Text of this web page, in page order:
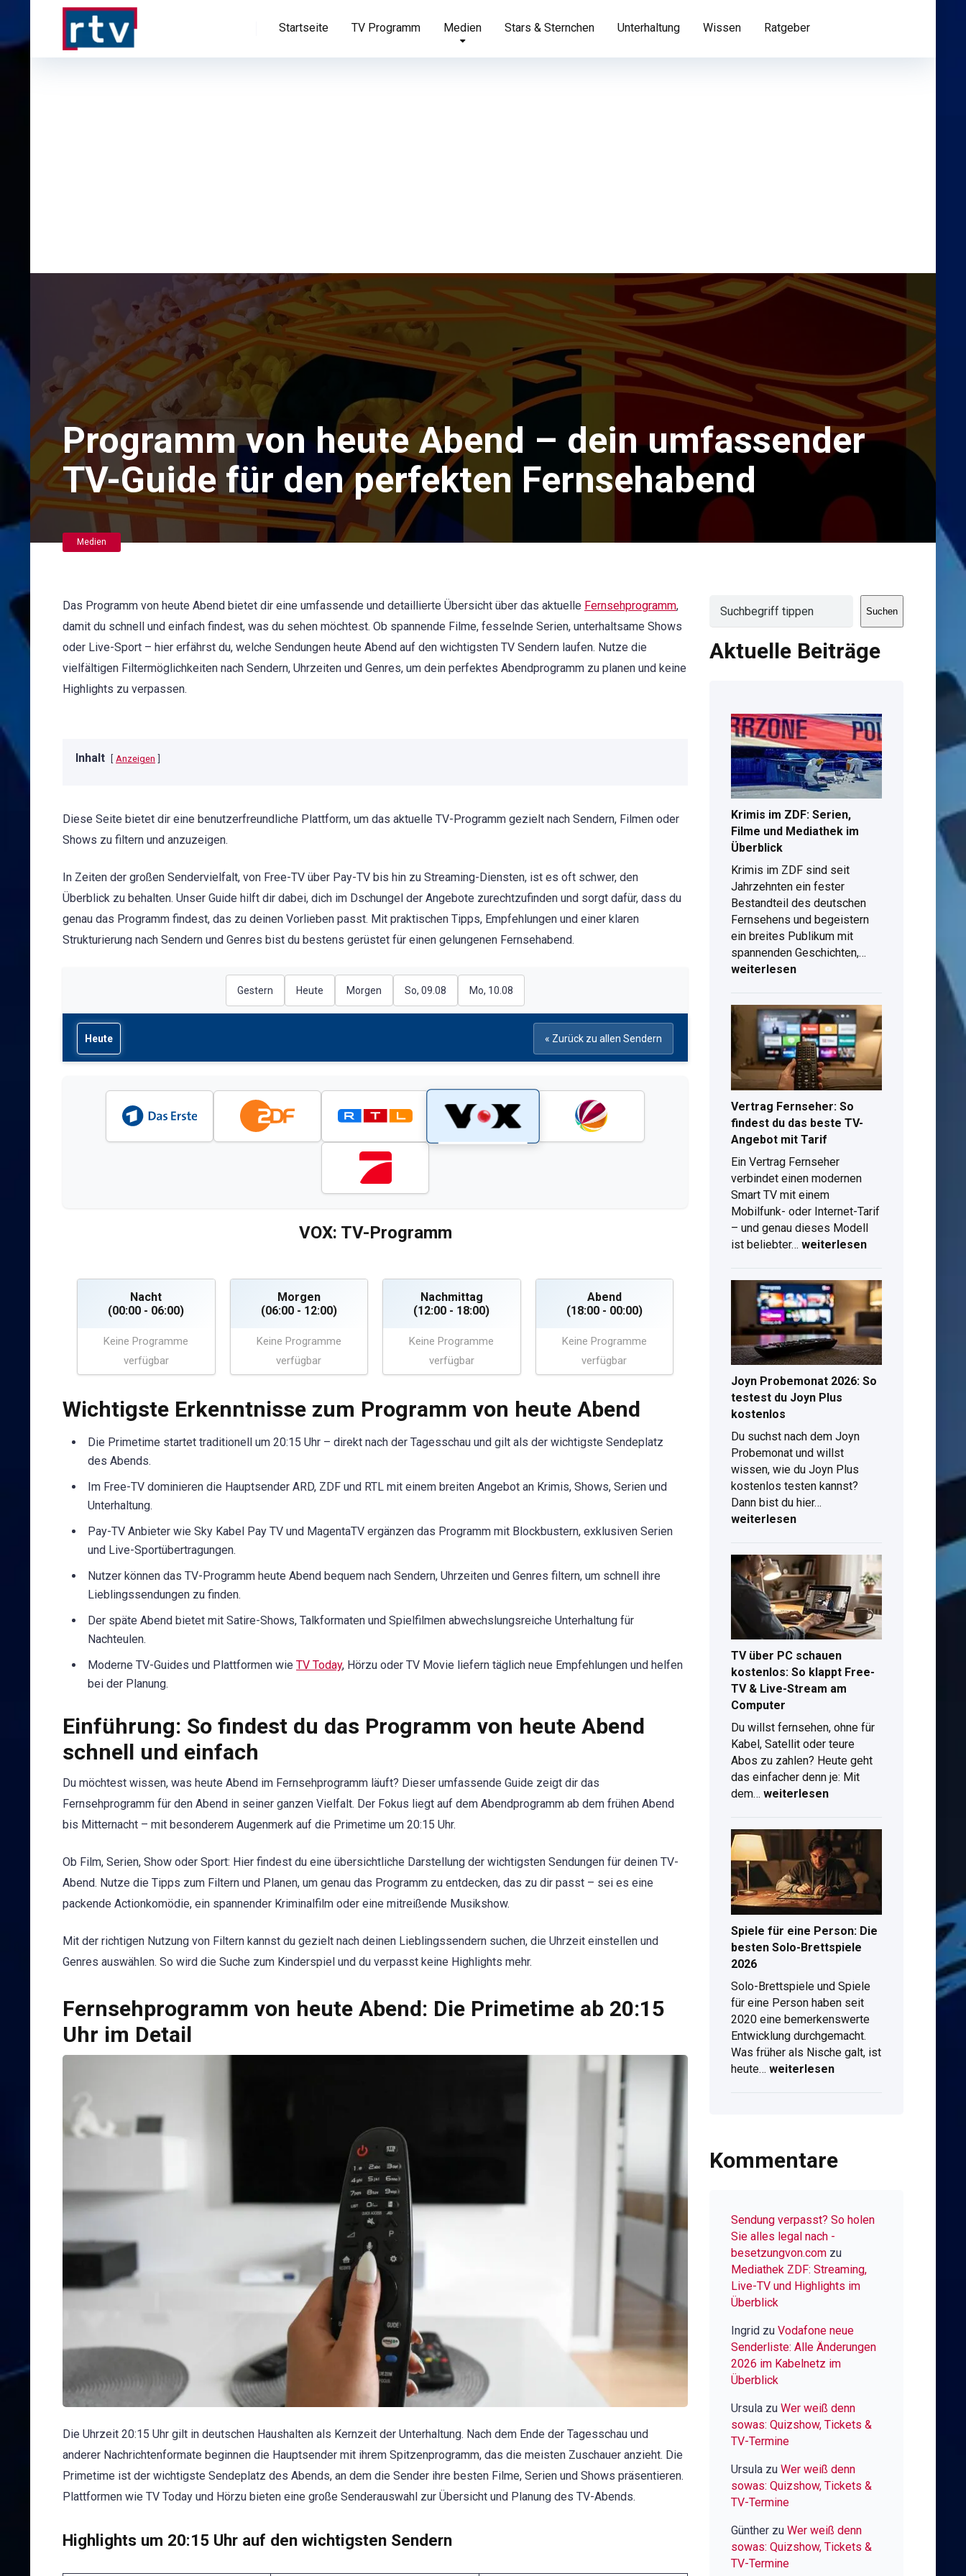
Startseite TV Programm Medien Stars & Sternchen Unterhaltung Wissen Ratgeber
Programm von heute Abend – dein umfassender
TV-Guide für den perfekten Fernsehabend
Medien
Das Programm von heute Abend bietet dir eine umfassende und detaillierte Übersicht über das aktuelle Fernsehprogramm,
damit du schnell und einfach findest, was du sehen möchtest. Ob spannende Filme, fesselnde Serien, unterhaltsame Shows
oder Live-Sport – hier erfährst du, welche Sendungen heute Abend auf den wichtigsten TV Sendern laufen. Nutze die
vielfältigen Filtermöglichkeiten nach Sendern, Uhrzeiten und Genres, um dein perfektes Abendprogramm zu planen und keine
Highlights zu verpassen.
Inhalt Anzeigen
Diese Seite bietet dir eine benutzerfreundliche Plattform, um das aktuelle TV-Programm gezielt nach Sendern, Filmen oder
Shows zu filtern und anzuzeigen.
In Zeiten der großen Sendervielfalt, von Free-TV über Pay-TV bis hin zu Streaming-Diensten, ist es oft schwer, den
Überblick zu behalten. Unser Guide hilft dir dabei, dich im Dschungel der Angebote zurechtzufinden und sorgt dafür, dass du
genau das Programm findest, das zu deinen Vorlieben passt. Mit praktischen Tipps, Empfehlungen und einer klaren
Strukturierung nach Sendern und Genres bist du bestens gerüstet für einen gelungenen Fernsehabend.
Gestern Heute Morgen So, 09.08 Mo, 10.08
Heute « Zurück zu allen Sendern
VOX: TV-Programm
Nacht
(00:00 - 06:00)
Keine Programme
verfügbar
Morgen
(06:00 - 12:00)
Keine Programme
verfügbar
Nachmittag
(12:00 - 18:00)
Keine Programme
verfügbar
Abend
(18:00 - 00:00)
Keine Programme
verfügbar
Wichtigste Erkenntnisse zum Programm von heute Abend
Die Primetime startet traditionell um 20:15 Uhr – direkt nach der Tagesschau und gilt als der wichtigste Sendeplatz
des Abends.
Im Free-TV dominieren die Hauptsender ARD, ZDF und RTL mit einem breiten Angebot an Krimis, Shows, Serien und
Unterhaltung.
Pay-TV Anbieter wie Sky Kabel Pay TV und MagentaTV ergänzen das Programm mit Blockbustern, exklusiven Serien
und Live-Sportübertragungen.
Nutzer können das TV-Programm heute Abend bequem nach Sendern, Uhrzeiten und Genres filtern, um schnell ihre
Lieblingssendungen zu finden.
Der späte Abend bietet mit Satire-Shows, Talkformaten und Spielfilmen abwechslungsreiche Unterhaltung für
Nachteulen.
Moderne TV-Guides und Plattformen wie TV Today, Hörzu oder TV Movie liefern täglich neue Empfehlungen und helfen
bei der Planung.
Einführung: So findest du das Programm von heute Abend
schnell und einfach
Du möchtest wissen, was heute Abend im Fernsehprogramm läuft? Dieser umfassende Guide zeigt dir das
Fernsehprogramm für den Abend in seiner ganzen Vielfalt. Der Fokus liegt auf dem Abendprogramm ab dem frühen Abend
bis Mitternacht – mit besonderem Augenmerk auf die Primetime um 20:15 Uhr.
Ob Film, Serien, Show oder Sport: Hier findest du eine übersichtliche Darstellung der wichtigsten Sendungen für deinen TV-
Abend. Nutze die Tipps zum Filtern und Planen, um genau das Programm zu entdecken, das zu dir passt – sei es eine
packende Actionkomödie, ein spannender Kriminalfilm oder eine mitreißende Musikshow.
Mit der richtigen Nutzung von Filtern kannst du gezielt nach deinen Lieblingssendern suchen, die Uhrzeit einstellen und
Genres auswählen. So wird die Suche zum Kinderspiel und du verpasst keine Highlights mehr.
Fernsehprogramm von heute Abend: Die Primetime ab 20:15
Uhr im Detail
Die Uhrzeit 20:15 Uhr gilt in deutschen Haushalten als Kernzeit der Unterhaltung. Nach dem Ende der Tagesschau und
anderer Nachrichtenformate beginnen die Hauptsender mit ihrem Spitzenprogramm, das die meisten Zuschauer anzieht. Die
Primetime ist der wichtigste Sendeplatz des Abends, an dem die Sender ihre besten Filme, Serien und Shows präsentieren.
Plattformen wie TV Today und Hörzu bieten eine große Senderauswahl zur Übersicht und Planung des TV-Abends.
Highlights um 20:15 Uhr auf den wichtigsten Sendern
Suchen
Aktuelle Beiträge
Krimis im ZDF: Serien,
Filme und Mediathek im
Überblick
Krimis im ZDF sind seit
Jahrzehnten ein fester
Bestandteil des deutschen
Fernsehens und begeistern
ein breites Publikum mit
spannenden Geschichten,…
Serien,
Filme
und
Mediathek
im
Überblick
weiterlesen
Vertrag Fernseher: So
findest du das beste TV-
Angebot mit Tarif
Ein Vertrag Fernseher
verbindet einen modernen
Smart TV mit einem
Mobilfunk- oder Internet-Tarif
– und genau dieses Modell
ist beliebter… Vertrag
findest
du
das
beste
TV-
Angebot
mit
weiterlesen
Joyn Probemonat 2026: So
testest du Joyn Plus
kostenlos
Du suchst nach dem Joyn
Probemonat und willst
wissen, wie du Joyn Plus
kostenlos testen kannst?
Dann bist du hier…
So
du
Joyn
Plus
kostenlos
weiterlesen
TV über PC schauen
kostenlos: So klappt Free-
TV & Live-Stream am
Computer
Du willst fernsehen, ohne für
Kabel, Satellit oder teure
Abos zu zahlen? Heute geht
das einfacher denn je: Mit
dem… TV
PC
schauen
kostenlos:
So
klappt
Free-
TV
&
am
Computer
weiterlesen
Spiele für eine Person: Die
besten Solo-Brettspiele
2026
Solo-Brettspiele und Spiele
für eine Person haben seit
2020 eine bemerkenswerte
Entwicklung durchgemacht.
Was früher als Nische galt, ist
heute… Spiele
besten
Solo-
weiterlesen
Kommentare
Sendung verpasst? So holen
Sie alles legal nach -
besetzungvon.com zu
Mediathek ZDF: Streaming,
Live-TV und Highlights im
Überblick
Ingrid zu Vodafone neue
Senderliste: Alle Änderungen
2026 im Kabelnetz im
Überblick
Ursula zu Wer weiß denn
sowas: Quizshow, Tickets &
TV-Termine
Ursula zu Wer weiß denn
sowas: Quizshow, Tickets &
TV-Termine
Günther zu Wer weiß denn
sowas: Quizshow, Tickets &
TV-Termine